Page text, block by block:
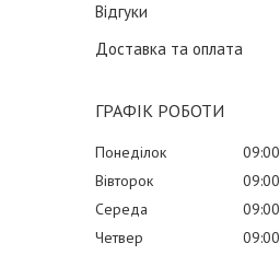
Відгуки
Доставка та оплата
ГРАФІК РОБОТИ
Понеділок 09:00
Вівторок
09:00
Середа
09:00
Четвер
09:00